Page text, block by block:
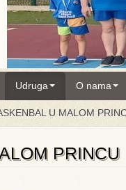
Udruga O nama
U MALOM
PRINCU